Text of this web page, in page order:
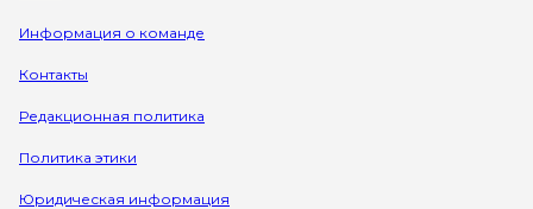
Информация о команде
Контакты
Редакционная политика
Политика этики
Юридическая информация